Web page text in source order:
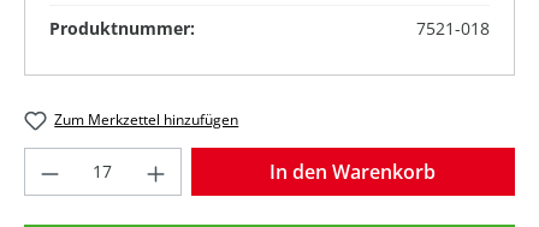
Produktnummer: 7521-018
Zum Merkzettel hinzufügen
Produkt Anzahl: Gib den gewünschten
In den Warenkorb